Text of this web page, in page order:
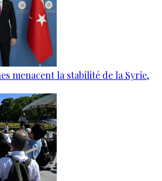
menacent la stabilité de la Syrie,